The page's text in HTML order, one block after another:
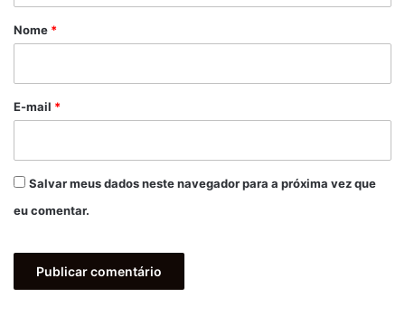
r
*
Nome *
E-mail *
Salvar meus dados neste navegador para a próxima vez que
eu comentar.